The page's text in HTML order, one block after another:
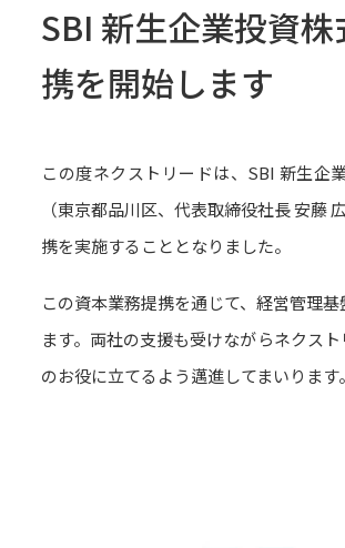
SBI 新生企業投資
携を開始します
この度ネクストリードは、SBI 新生企
（東京都品川区、代表取締役社長 安
携を実施することとなりました。
この資本業務提携を通じて、経営管理
ます。両社の支援も受けながらネクス
のお役に立てるよう邁進してまいります。